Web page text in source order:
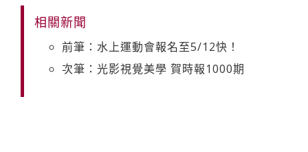
相關新聞
前筆：水上運動會報名至5/12快！
次筆：光影視覺美學 賀時報1000期